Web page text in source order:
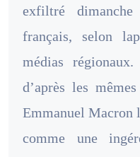
exfiltré
français, selon
médias
d’après les
Emmanuel Macron
comme une